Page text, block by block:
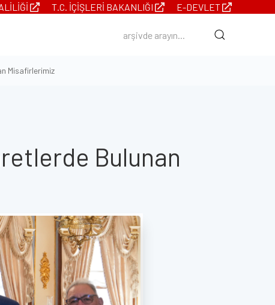
T.C. İÇIŞLERI BAKANLIĞI E-DEVLET
Misafirlerimiz
Bulunan